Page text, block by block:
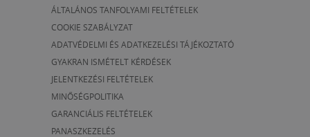
ÁLTALÁNOS TANFOLYAMI FELTÉTELEK
COOKIE SZABÁLYZAT
ADATVÉDELMI ÉS ADATKEZELÉSI TÁJÉKOZTATÓ
GYAKRAN ISMÉTELT KÉRDÉSEK
JELENTKEZÉSI FELTÉTELEK
MINŐSÉGPOLITIKA
GARANCIÁLIS FELTÉTELEK
PANASZKEZELÉS